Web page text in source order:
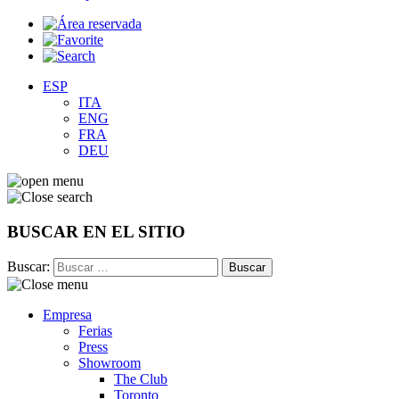
ESP
ITA
ENG
FRA
DEU
BUSCAR EN EL SITIO
Buscar:
Empresa
Ferias
Press
Showroom
The Club
Toronto